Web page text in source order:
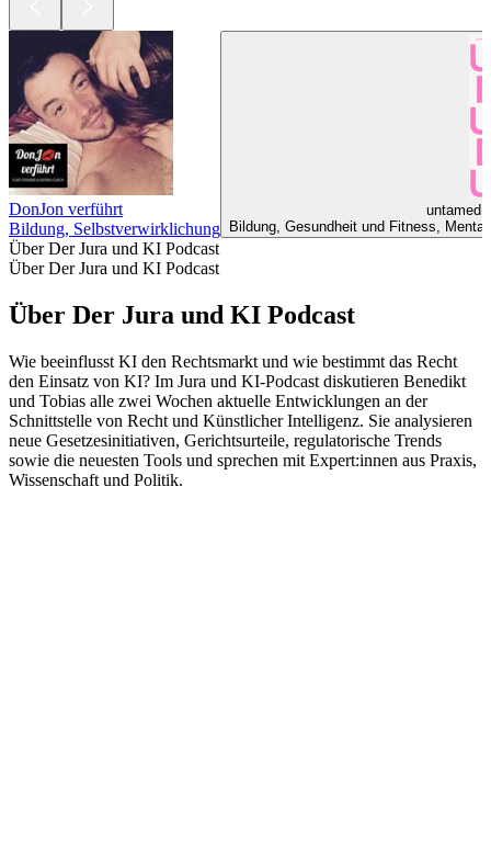
DonJon verführt
Bildung, Selbstverwirklichung
untamed
Bildung, Gesundheit und Fitness,
Über Der Jura und KI Podcast
Über Der Jura und KI Podcast
Über Der Jura und KI Podcast
Wie beeinflusst KI den Rechtsmarkt und wie bestimmt das Recht
den Einsatz von KI? Im Jura und KI-Podcast diskutieren Benedikt
und Tobias alle zwei Wochen aktuelle Entwicklungen an der
Schnittstelle von Recht und Künstlicher Intelligenz. Sie analysieren
neue Gesetzesinitiativen, Gerichtsurteile, regulatorische Trends
sowie die neuesten Tools und sprechen mit Expert:innen aus Praxis,
Wissenschaft und Politik.